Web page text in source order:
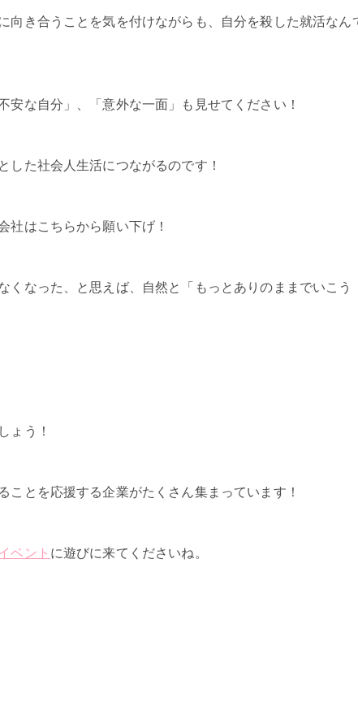
向き合うことを気を付けながらも、自分を殺した就活なん
な自分」、「意外な一面」も見せてください！
した社会人生活につながるのです！
社はこちらから願い下げ！
くなった、と思えば、自然と「もっとありのままでいこう
ょう！
とを応援する企業がたくさん集まっています！
ベント に遊びに来てくださいね。